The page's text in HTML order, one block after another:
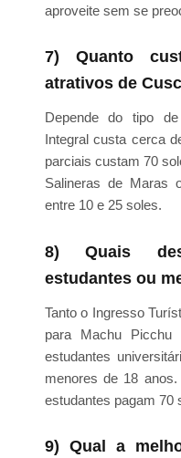
aproveite sem se
7) Quanto
atrativos de
Depende do tipo
Integral custa cerca
parciais custam 70
Salineras de Maras
entre 10 e 25 soles.
8) Quais
estudantes ou
Tanto o Ingresso
para Machu Picchu
estudantes
menores de 18
estudantes pagam 70
9) Qual a